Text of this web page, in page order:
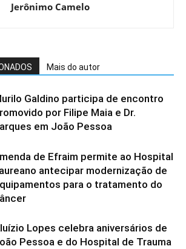
Jerônimo Camelo
Mais do autor
Galdino participa de encontro
por Filipe Maia e Dr.
em João Pessoa
de Efraim permite ao Hospital
antecipar modernização de
para o tratamento do
Lopes celebra aniversários de
Pessoa e do Hospital de Trauma